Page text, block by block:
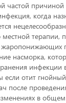
частой причиной
когда
местной терапии,
насморка,
инфекции
отит
после
в общем